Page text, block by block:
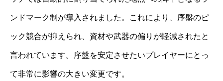
ンドマーク制が導入されました。これにより、序盤のピ
ック競合が抑えられ、資材や武器の偏りが軽減されたと
言われています。序盤を安定させたいプレイヤーにとっ
て非常に影響の大きい変更です。